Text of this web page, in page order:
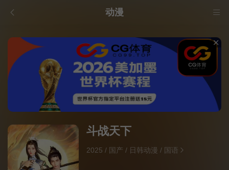
动漫
斗战天下
2025 / 国产 / 日韩动漫/ 国语